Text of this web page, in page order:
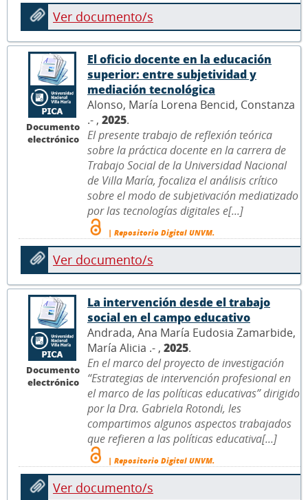
Ver documento/s
Documento
electrónico
El oficio docente en la educación
superior: entre subjetividad y
mediación tecnológica
Alonso, María Lorena Bencid, Constanza
.- , 2025.
El presente trabajo de reflexión teórica
sobre la práctica docente en la carrera de
Trabajo Social de la Universidad Nacional
de Villa María, focaliza el análisis crítico
sobre el modo de subjetivación mediatizado
por las tecnologías digitales e[...]
| Repositorio Digital UNVM.
Ver documento/s
Documento
electrónico
La intervención desde el trabajo
social en el campo educativo
Andrada, Ana María Eudosia Zamarbide,
María Alicia .- , 2025.
En el marco del proyecto de investigación
“Estrategias de intervención profesional en
el marco de las políticas educativas” dirigido
por la Dra. Gabriela Rotondi, les
compartimos algunos aspectos trabajados
que refieren a las políticas educativa[...]
| Repositorio Digital UNVM.
Ver documento/s